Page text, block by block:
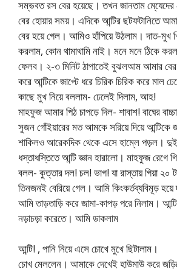
সম্ভবত রস বের হয়েছে। তখন জানতাম মে্যেদের
বের হোয়ার সময়। এদিকে আন্টির ছটফটানিতে
বের হয়ে গেল। আমিও হাঁপিয়ে উঠলাম। দাত-মুখ
করলাম, কোন থামাথামি নাই। মনে মনে ঠিকে
ফেলব। ২-৩ মিনিট ঠাপাতেই বুঝলআম আমার বের
করে আন্টিকে জাপ্টে ধরে চিরিক চিরিক করে মাল
কাছে মুখ নিয়ে বললাম- ঢেলেই দিলাম, আহ!
মাহফুজ আমার পিঠ চাপড়ে দিল- শাবাশ! বাঘের
সুজন গোঁইয়ারের মত আমকে সরিয়ে দিয়ে
শাকিলও আরেকদিক থেকে এসে হাম্লে পড়ল।
ধস্তাধস্তিতে আন্টি জ্ঞান হারালো। মাহফুজ
বলল- কুত্তার দল! চল! ভাগ! যা রাস্তায় গিয়া ২০
তিনজনই বেরিয়ে গেল। আমি কিংকর্তব্যবিমূড় হয়ে
আমি তাড়তাড়ি করে জামা-কাপড় পরে নিলাম।
নড়াচড়া করেতে। আমি ডাকলাম
আন্টি! , পানি নিয়ে এসে চোখে মুখে ছিটালাম।
চোখ মেললেন। আমাকে দেখেই হাউমাউ করে